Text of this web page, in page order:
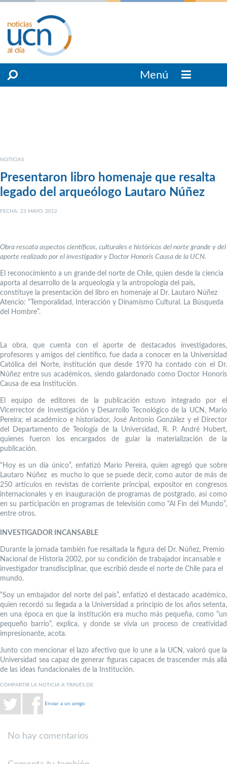
Menú
NOTICIAS
Presentaron libro homenaje que resalta
legado del arqueólogo Lautaro Núñez
FECHA: 23 MAYO, 2012
Obra rescata aspectos científicos, culturales e históricos del norte grande y del
aporte realizado por el investigador y Doctor Honoris Causa de la UCN.
El reconocimiento a un grande del norte de Chile, quien desde la ciencia
aporta al desarrollo de la arqueología y la antropología del país,
constituye la presentación del libro en homenaje al Dr. Lautaro Núñez
Atencio: “Temporalidad, Interacción y Dinamismo Cultural. La Búsqueda
del Hombre”.
La obra, que cuenta con el aporte de destacados investigadores,
profesores y amigos del científico, fue dada a conocer en la Universidad
Católica del Norte, institución que desde 1970 ha contado con el Dr.
Núñez entre sus académicos, siendo galardonado como Doctor Honoris
Causa de esa Institución.
El equipo de editores de la publicación estuvo integrado por el
Vicerrector de Investigación y Desarrollo Tecnológico de la UCN, Mario
Pereira; el académico e historiador, José Antonio González y el Director
del Departamento de Teología de la Universidad, R. P. André Hubert,
quienes fueron los encargados de guiar la materialización de la
publicación.
“Hoy es un día único”, enfatizó Mario Pereira, quien agregó que sobre
Lautaro Núñez es mucho lo que se puede decir, como autor de más de
250 artículos en revistas de corriente principal, expositor en congresos
internacionales y en inauguración de programas de postgrado, así como
en su participación en programas de televisión como “Al Fin del Mundo”,
entre otros.
INVESTIGADOR INCANSABLE
Durante la jornada también fue resaltada la figura del Dr. Núñez, Premio
Nacional de Historia 2002, por su condición de trabajador incansable e
investigador transdisciplinar, que escribió desde el norte de Chile para el
mundo.
“Soy un embajador del norte del país”, enfatizó el destacado académico,
quien recordó su llegada a la Universidad a principio de los años setenta,
en una época en que la institución era mucho más pequeña, como “un
pequeño barrio”, explica, y donde se vivía un proceso de creatividad
impresionante, acota.
Junto con mencionar el lazo afectivo que lo une a la UCN, valoró que la
Universidad sea capaz de generar figuras capaces de trascender más allá
de las ideas fundacionales de la Institución.
COMPARTIR LA NOTICIA A TRAVÉS DE:
Enviar a un amigo
No hay comentarios